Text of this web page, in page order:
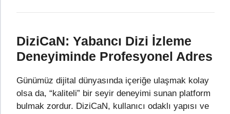
DiziCaN: Yabancı Dizi İzleme
Deneyiminde Profesyonel Adres
Günümüz dijital dünyasında içeriğe ulaşmak kolay
olsa da, “kaliteli” bir seyir deneyimi sunan platform
bulmak zordur. DiziCaN, kullanıcı odaklı yapısı ve